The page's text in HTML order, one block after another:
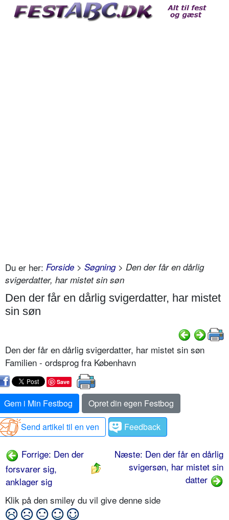
Du er her: Forside > Søgning> Den der får en dårlig
svigerdatter, har mistet sin søn
Den der får en dårlig svigerdatter, har mistet
sin søn
Den der får en dårlig svigerdatter, har mistet sin søn
Familien - ordsprog fra København
Save
Gem i Min Festbog
Opret din egen Festbog
Send artikel til en ven
Feedback
Forrige: Den der
forsvarer sig,
anklager sig
Næste: Den der får en dårlig
svigersøn, har mistet sin
datter
Klik på den smiley du vil give denne side